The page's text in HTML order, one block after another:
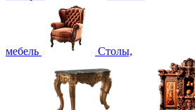
мебель Столы,